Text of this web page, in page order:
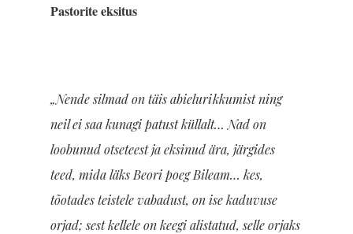
Pastorite eksitus
„Nende silmad on täis abielurikkumist ning
neil ei saa kunagi patust küllalt… Nad on
loobunud otseteest ja eksinud ära, järgides
teed, mida läks Beori poeg Bileam… kes,
tõotades teistele vabadust, on ise kaduvuse
orjad; sest kellele on keegi alistatud, selle orjaks